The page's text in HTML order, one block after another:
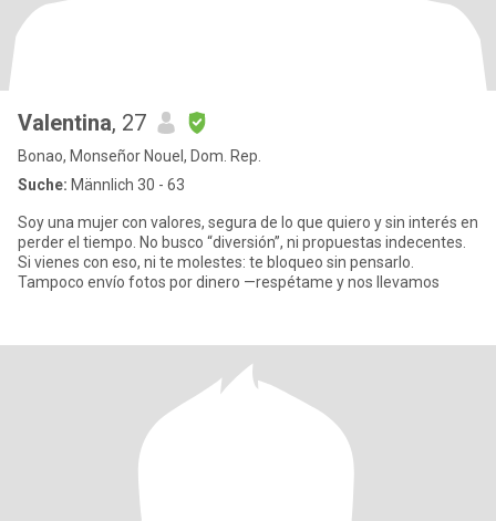
Valentina, 27
Bonao, Monseñor Nouel, Dom. Rep.
Suche: Männlich 30 - 63
Soy una mujer con valores, segura de lo que quiero y sin interés en
perder el tiempo. No busco “diversión”, ni propuestas indecentes.
Si vienes con eso, ni te molestes: te bloqueo sin pensarlo.
Tampoco envío fotos por dinero —respétame y nos llevamos